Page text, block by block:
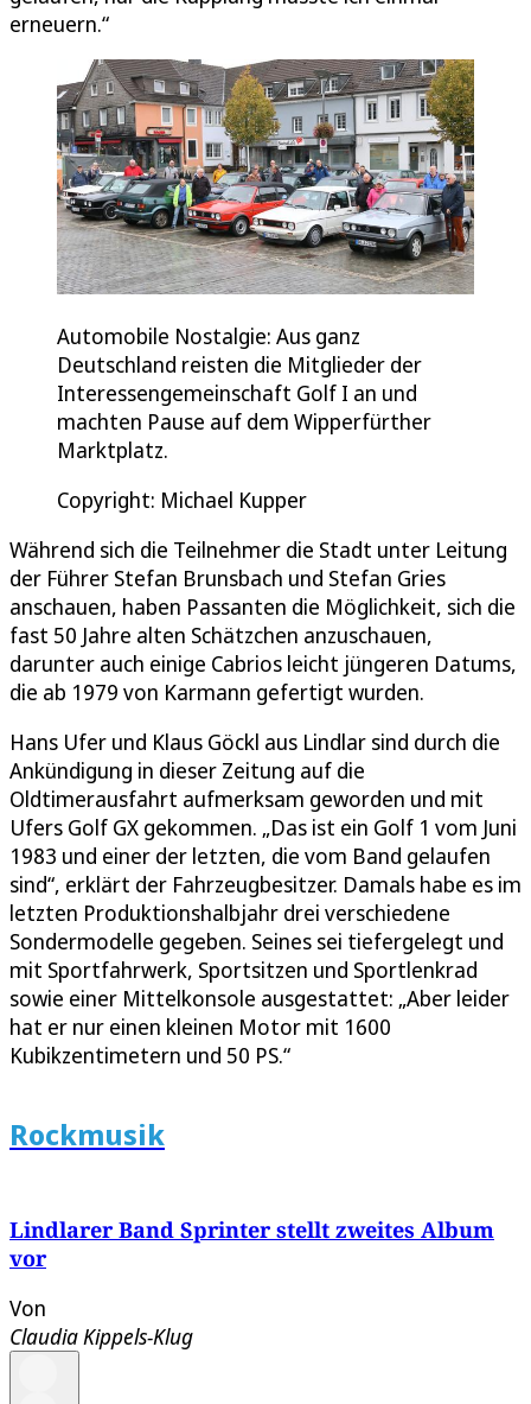
erneuern.“
Automobile Nostalgie: Aus ganz
Deutschland reisten die Mitglieder der
Interessengemeinschaft Golf I an und
machten Pause auf dem Wipperfürther
Marktplatz.
Copyright: Michael Kupper
Während sich die Teilnehmer die Stadt unter Leitung
der Führer Stefan Brunsbach und Stefan Gries
anschauen, haben Passanten die Möglichkeit, sich die
fast 50 Jahre alten Schätzchen anzuschauen,
darunter auch einige Cabrios leicht jüngeren Datums,
die ab 1979 von Karmann gefertigt wurden.
Hans Ufer und Klaus Göckl aus Lindlar sind durch die
Ankündigung in dieser Zeitung auf die
Oldtimerausfahrt aufmerksam geworden und mit
Ufers Golf GX gekommen. „Das ist ein Golf 1 vom Juni
1983 und einer der letzten, die vom Band gelaufen
sind“, erklärt der Fahrzeugbesitzer. Damals habe es im
letzten Produktionshalbjahr drei verschiedene
Sondermodelle gegeben. Seines sei tiefergelegt und
mit Sportfahrwerk, Sportsitzen und Sportlenkrad
sowie einer Mittelkonsole ausgestattet: „Aber leider
hat er nur einen kleinen Motor mit 1600
Kubikzentimetern und 50 PS.“
Rockmusik
Lindlarer Band Sprinter stellt zweites Album
vor
Von
Claudia Kippels-Klug